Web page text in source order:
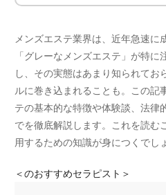
メンズエステ業界は、近年急速に
「グレーなメンズエステ」が特
し、その実態はあまり知られてお
ルに巻き込まれることも。この記
テの基本的な特徴や体験談、法律
でを徹底解説します。これを読む
用するための知識が身につくでし
＜のおすすめセラピスト＞